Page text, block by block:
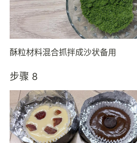
酥粒材料混合抓拌成沙状备用
步骤 8